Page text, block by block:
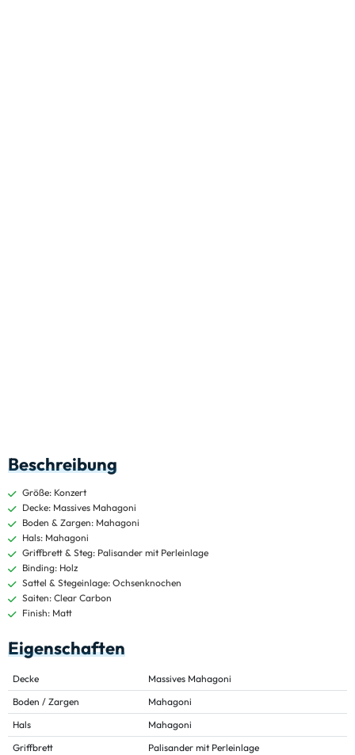
Beschreibung
Größe: Konzert
Decke: Massives Mahagoni
Boden & Zargen: Mahagoni
Hals: Mahagoni
Griffbrett & Steg: Palisander mit Perleinlage
Binding: Holz
Sattel & Stegeinlage: Ochsenknochen
Saiten: Clear Carbon
Finish: Matt
Eigenschaften
Decke
Massives Mahagoni
Boden / Zargen
Mahagoni
Hals
Mahagoni
Griffbrett
Palisander mit Perleinlage